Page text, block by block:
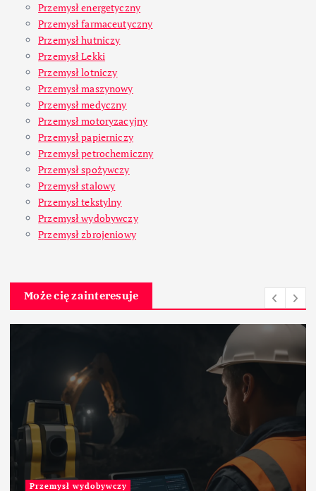
Przemysł energetyczny
Przemysł farmaceutyczny
Przemysł hutniczy
Przemysł Lekki
Przemysł lotniczy
Przemysł maszynowy
Przemysł medyczny
Przemysł motoryzacyjny
Przemysł papierniczy
Przemysł petrochemiczny
Przemysł spożywczy
Przemysł stalowy
Przemysł tekstylny
Przemysł wydobywczy
Przemysł zbrojeniowy
Może cię zainteresuje